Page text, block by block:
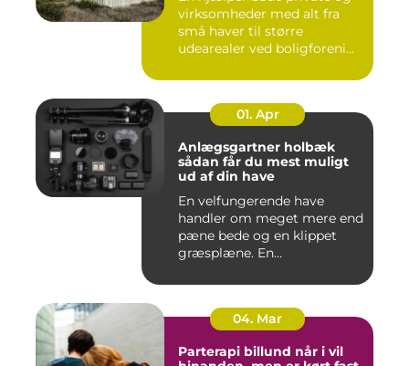
virksomheder med alt fra
små haver til større
udearealer ved boligforeni...
01. Apr
Anlægsgartner holbæk
sådan får du mest muligt
ud af din have
En velfungerende have
handler om meget mere end
pæne bede og en klippet
græsplæne. En
04. Mar
Parterapi billund når i vil